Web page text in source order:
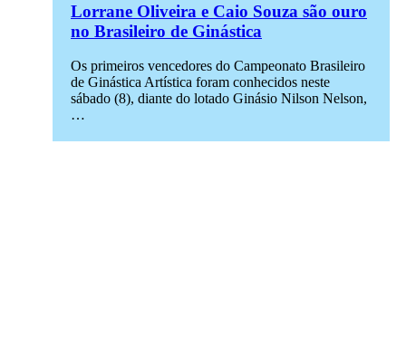
Lorrane Oliveira e Caio Souza são ouro
no Brasileiro de Ginástica
Os primeiros vencedores do Campeonato Brasileiro
de Ginástica Artística foram conhecidos neste
sábado (8), diante do lotado Ginásio Nilson Nelson,
…